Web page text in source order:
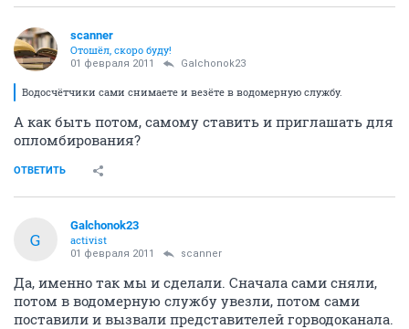
scanner
Отошёл, скоро буду!
01 февраля 2011 Galchonok23
Водосчётчики сами снимаете и везёте в водомерную службу.
А как быть потом, самому ставить и приглашать для
опломбирования?
ОТВЕТИТЬ
G
Galchonok23
activist
01 февраля 2011 scanner
Да, именно так мы и сделали. Сначала сами сняли,
потом в водомерную службу увезли, потом сами
поставили и вызвали представителей горводоканала.